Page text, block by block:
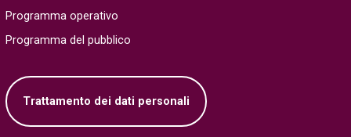
Programma operativo
Programma del pubblico
Trattamento dei dati personali